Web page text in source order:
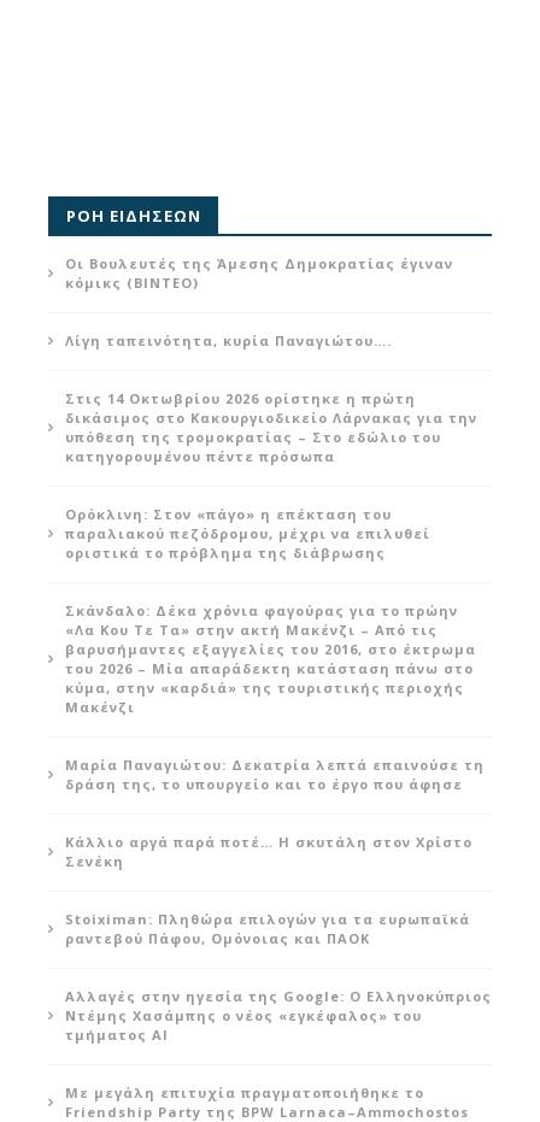
ΡΟΗ ΕΙΔΗΣΕΩΝ
Οι Βουλευτές της Άμεσης Δημοκρατίας έγιναν
κόμικς (ΒΙΝΤΕΟ)
Λίγη ταπεινότητα, κυρία Παναγιώτου….
Στις 14 Οκτωβρίου 2026 ορίστηκε η πρώτη
δικάσιμος στο Κακουργιοδικείο Λάρνακας για την
υπόθεση της τρομοκρατίας – Στο εδώλιο του
κατηγορουμένου πέντε πρόσωπα
Ορόκλινη: Στον «πάγο» η επέκταση του
παραλιακού πεζόδρομου, μέχρι να επιλυθεί
οριστικά το πρόβλημα της διάβρωσης
Σκάνδαλο: Δέκα χρόνια φαγούρας για το πρώην
«Λα Κου Τε Τα» στην ακτή Μακένζι – Από τις
βαρυσήμαντες εξαγγελίες του 2016, στο έκτρωμα
του 2026 – Μία απαράδεκτη κατάσταση πάνω στο
κύμα, στην «καρδιά» της τουριστικής περιοχής
Μακένζι
Μαρία Παναγιώτου: Δεκατρία λεπτά επαινούσε τη
δράση της, το υπουργείο και το έργο που άφησε
Κάλλιο αργά παρά ποτέ… Η σκυτάλη στον Χρίστο
Σενέκη
Stoiximan: Πληθώρα επιλογών για τα ευρωπαϊκά
ραντεβού Πάφου, Ομόνοιας και ΠΑΟΚ
Αλλαγές στην ηγεσία της Google: Ο Ελληνοκύπριος
Ντέμης Χασάμπης ο νέος «εγκέφαλος» του
τμήματος AI
Με μεγάλη επιτυχία πραγματοποιήθηκε το
Friendship Party της BPW Larnaca–Ammochostos